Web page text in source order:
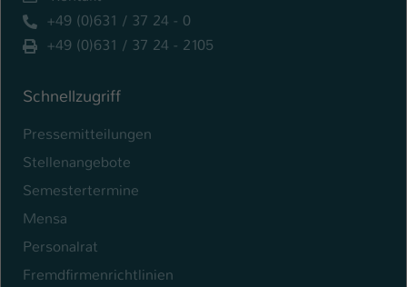
+49 (0)631 / 37 24 - 0
+49 (0)631 / 37 24 - 2105
Schnellzugriff
Pressemitteilungen
Stellenangebote
Semestertermine
Mensa
Personalrat
Fremdfirmenrichtlinien